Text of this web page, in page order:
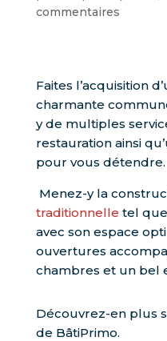
commentaires
Faites l’acquisition
charmante
y de multiples
restauration ainsi
pour vous détendre.
Menez-y la
traditionnelle tel
avec son espace
ouvertures
chambres et un bel
Découvrez-en plus
de BâtiPrimo.